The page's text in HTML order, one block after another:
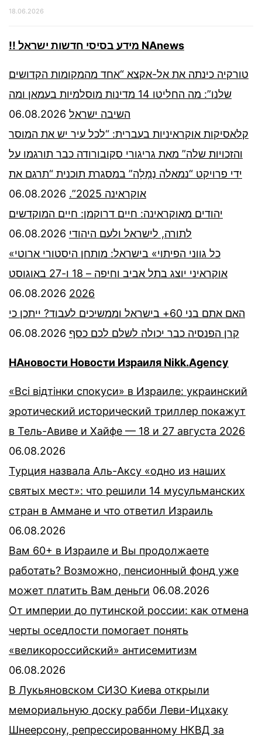
18.06.2026
!! מידע בסיסי חדשות ישראל NAnews
טורקיה כינתה את אל-אקצא “אחד מהמקומות הקדושים
שלנו”: מה החליטו 14 מדינות מוסלמיות בעמאן ומה
השיבה ישראל 06.08.2026
קלאסיקות אוקראיניות בעברית: “לכל עיר יש את המוסר
והזכויות שלה” מאת גריגורי סקובורודה כבר תורגמו על
ידי פרויקט “נמאלה נְמָלָה” במסגרת תוכנית “תרגם את
אוקראינה 2025”.
06.08.2026
יהודים מאוקראינה: חיים דרוקמן: חיים המוקדשים
לתורה, לישראל ולעם היהודי 06.08.2026
«כל גווני הפיתוי» בישראל: מותחן היסטורי ארוטי
אוקראיני יוצג בתל אביב וחיפה – 18 ו-27 באוגוסט
2026
06.08.2026
האם אתם בני 60+ בישראל וממשיכים לעבוד? ייתכן כי
קרן הפנסיה כבר יכולה לשלם לכם כסף 06.08.2026
НАновости Новости Израиля Nikk.Agency
«Всі відтінки спокуси» в Израиле: украинский
эротический исторический триллер покажут
в Тель-Авиве и Хайфе — 18 и 27 августа 2026
06.08.2026
Турция назвала Аль-Аксу «одно из наших
святых мест»: что решили 14 мусульманских
стран в Аммане и что ответил Израиль
06.08.2026
Вам 60+ в Израиле и Вы продолжаете
работать? Возможно, пенсионный фонд уже
может платить Вам деньги 06.08.2026
От империи до путинской россии: как отмена
черты оседлости помогает понять
«великороссийский» антисемитизм
06.08.2026
В Лукьяновском СИЗО Киева открыли
мемориальную доску рабби Леви-Ицхаку
Шнеерсону, репрессированному НКВД за